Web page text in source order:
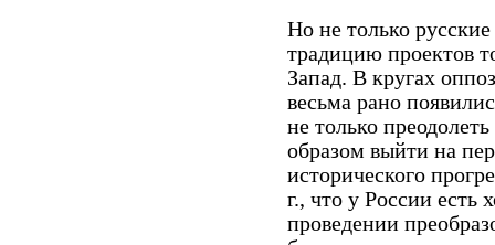
Но не только
традицию проектов
Запад. В кругах
весьма рано
не только
образом выйти на
исторического
г., что у России есть
проведении